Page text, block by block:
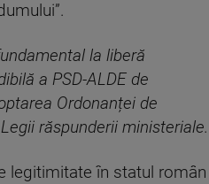
la liberă
a PSD-ALDE de
Ordonanței de
răspunderii ministeriale.
legitimitate în statul român